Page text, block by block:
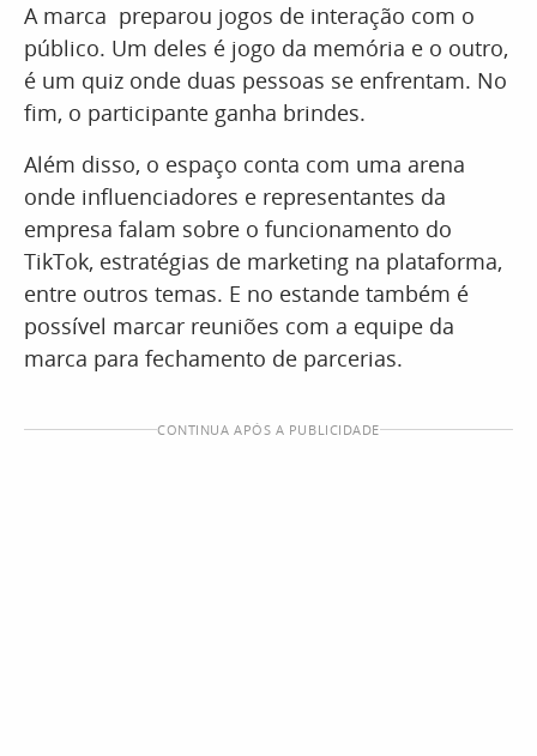
A marca preparou jogos de interação com o
público. Um deles é jogo da memória e o outro,
é um quiz onde duas pessoas se enfrentam. No
fim, o participante ganha brindes.
Além disso, o espaço conta com uma arena
onde influenciadores e representantes da
empresa falam sobre o funcionamento do
TikTok, estratégias de marketing na plataforma,
entre outros temas. E no estande também é
possível marcar reuniões com a equipe da
marca para fechamento de parcerias.
CONTINUA APÓS A PUBLICIDADE